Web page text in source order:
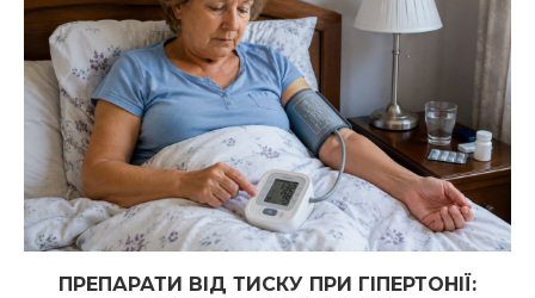
ПРЕПАРАТИ ВІД ТИСКУ ПРИ ГІПЕРТОНІЇ: